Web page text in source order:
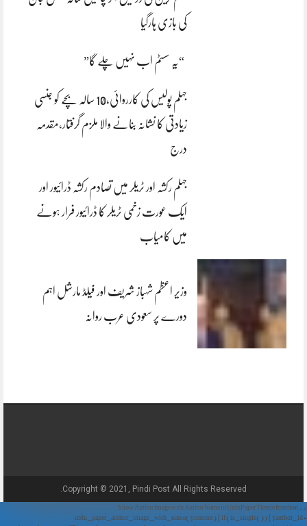
کی بازی ہارگیا
“یہ سسٹم اب نہیں چلے گا”
جہلم پولیس کی کارروائی،10 سالہ بچے کو جنسی
زیادتی کا نشانہ بنانے والا ملزم گرفتار،مقدمہ
درج
جہلم رکشہ اور ٹریلر میں تصادم رکشہ ڈرائیور اور
ایک عورت زخمی ٹریلر کا ڈرائیور فرار ہونے
میں کامیاب
وزیر اعظم شہباز شریف اور فیلڈ مارشل اہم
دورے پر سعودی عرب روانہ
Copyright © 2021, Pindi Post All Rights Reserved.
// Show Author Image with Author Name in UrduPaper Theme function
urdu_paper_author_image_with_name($content) { if (is_single()) { $author_id =